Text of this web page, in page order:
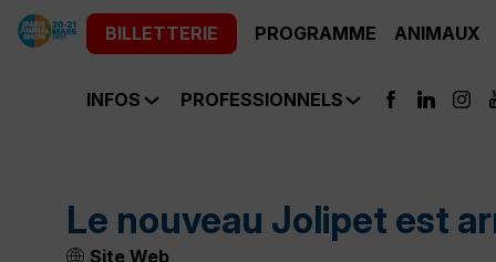
BILLETTERIE PROGRAMME ANIMAUX
INFOS PROFESSIONNELS
Le nouveau Jolipet est
Site Web